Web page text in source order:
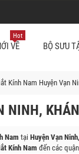
VỀ
Hot
BỘ SƯU
Kính Nam Huyện Vạn
NINH,
Nam tại Huyện Vạn
Kính Nam đến các